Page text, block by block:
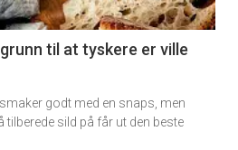
til at tyskere er ville
godt med en snaps, men
sild på får ut den beste